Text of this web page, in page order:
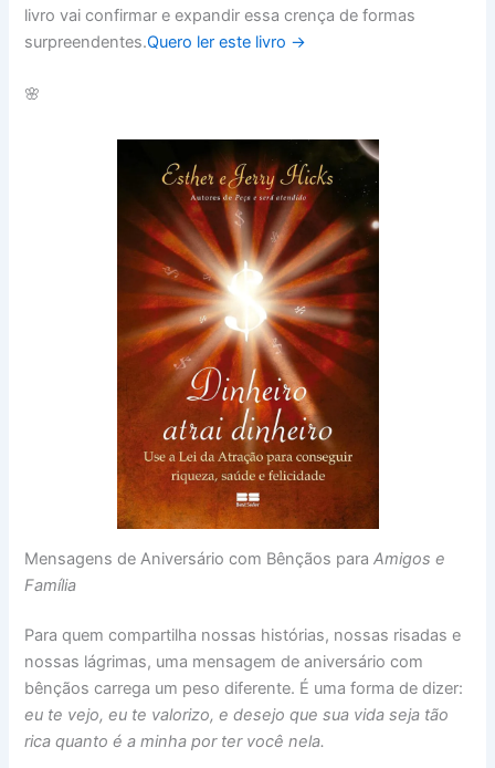
livro vai confirmar e expandir essa crença de formas
surpreendentes.Quero ler este livro →
🌸
Mensagens de Aniversário com Bênçãos paraAmigos e
Família
Para quem compartilha nossas histórias, nossas risadas e
nossas lágrimas, uma mensagem de aniversário com
bênçãos carrega um peso diferente. É uma forma de dizer:
eu te vejo, eu te valorizo, e desejo que sua vida seja tão
rica quanto é a minha por ter você nela.